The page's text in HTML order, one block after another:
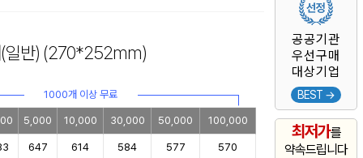
공공기관
우선구매
대상기업
BEST →
최저가를
약속드립니다
(일반) (270*252mm)
1000개 이상 무료
5,000 10,000 30,000 50,000 100,000
647 614 584 577 570